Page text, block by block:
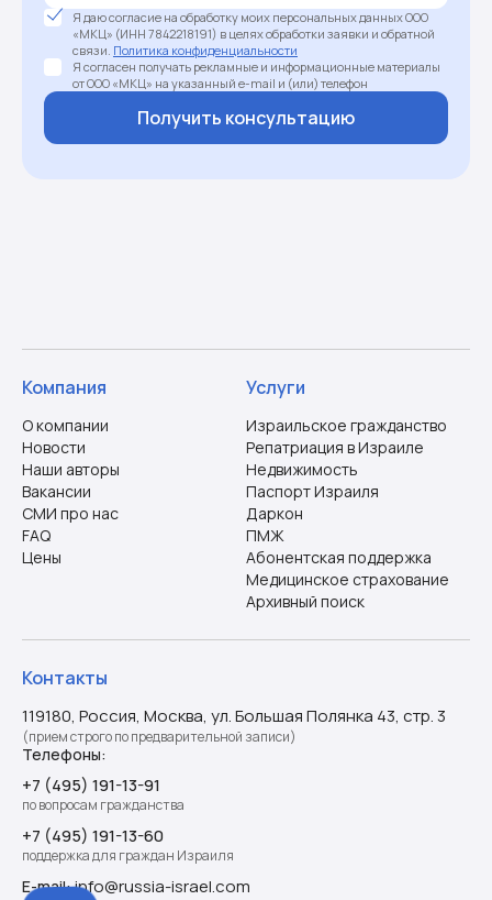
Я даю согласие на обработку моих персональных данных ООО
«МКЦ» (ИНН 7842218191) в целях обработки заявки и обратной
связи. Политика конфиденциальности
Я согласен получать рекламные и информационные материалы
от ООО «МКЦ» на указанный e-mail и (или) телефон
Получить консультацию
Компания
О компании
Новости
Наши авторы
Вакансии
СМИ про нас
FAQ
Цены
Услуги
Израильское гражданство
Репатриация в Израиле
Недвижимость
Паспорт Израиля
Даркон
ПМЖ
Абонентская поддержка
Медицинское страхование
Архивный поиск
Контакты
119180, Россия, Москва, ул. Большая Полянка 43, стр. 3
(прием строго по предварительной записи)
Телефоны:
+7 (495) 191-13-91
по вопросам гражданства
+7 (495) 191-13-60
поддержка для граждан Израиля
E-mail:info@russia-israel.com